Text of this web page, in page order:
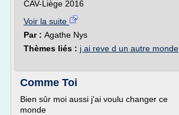
CAV-Liège 2016
Voir la suite
Par : Agathe Nys
Thèmes liés : j ai reve d un autre monde
Comme Toi
Bien sûr moi aussi j'ai voulu changer ce
monde